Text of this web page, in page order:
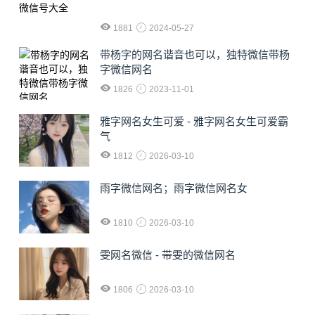
1881 2024-05-27
​带杨字的网名谐音也可以，独特微信带杨
字微信网名
1826 2023-11-01
雅字网名女生可爱 - 雅字网名女生可爱霸
气
1812 2026-03-10
雨字微信网名；雨字微信网名女
1810 2026-03-10
雯网名微信 - 带雯的微信网名
1806 2026-03-10